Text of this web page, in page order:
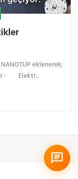
eklenerek;
· Elektr...